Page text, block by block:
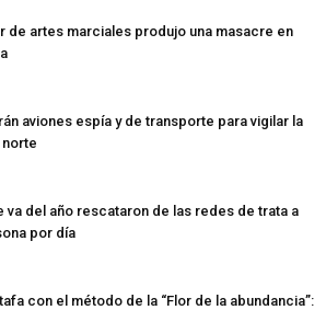
de artes marciales produjo una masacre en
aviones espía y de transporte para vigilar la
va del año rescataron de las redes de trata a
por día
con el método de la “Flor de la abundancia”: